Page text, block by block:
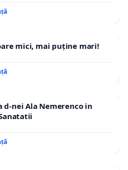
mici, mai puține mari!
nei Ala Nemerenco in